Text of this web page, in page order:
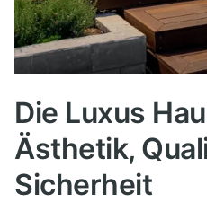
Die Luxus
Ästhetik,
Sicherheit